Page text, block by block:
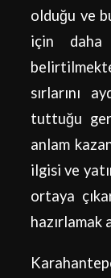
olduğu ve
için daha
sırlarını
tuttuğu
anlam
ilgisi ve
ortaya
hazırlamak